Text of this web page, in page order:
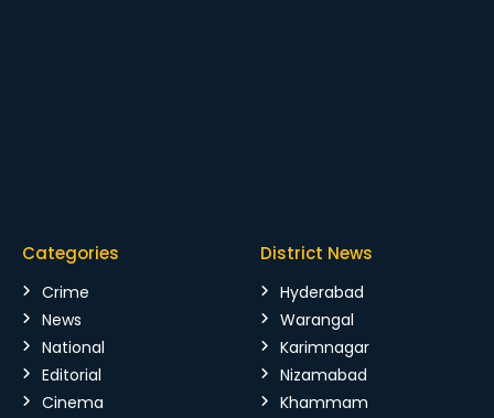
Categories
Crime
News
National
Editorial
Cinema
District News
Hyderabad
Warangal
Karimnagar
Nizamabad
Khammam